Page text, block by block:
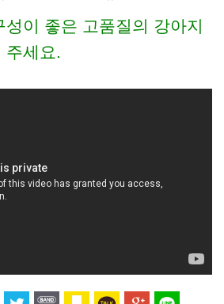
성이 좋은 고품질의 강아지
주세요.